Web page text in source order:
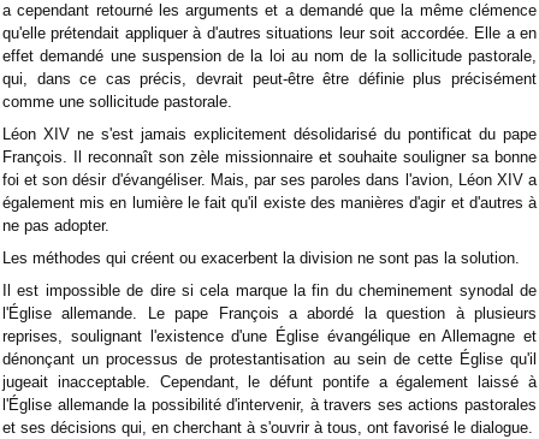
a cependant retourné les arguments et a demandé que la même clémence
qu'elle prétendait appliquer à d'autres situations leur soit accordée. Elle a en
effet demandé une suspension de la loi au nom de la sollicitude pastorale,
qui, dans ce cas précis, devrait peut-être être définie plus précisément
comme une sollicitude pastorale.
Léon XIV ne s'est jamais explicitement désolidarisé du pontificat du pape
François. Il reconnaît son zèle missionnaire et souhaite souligner sa bonne
foi et son désir d'évangéliser. Mais, par ses paroles dans l'avion, Léon XIV a
également mis en lumière le fait qu'il existe des manières d'agir et d'autres à
ne pas adopter.
Les méthodes qui créent ou exacerbent la division ne sont pas la solution.
Il est impossible de dire si cela marque la fin du cheminement synodal de
l'Église allemande. Le pape François a abordé la question à plusieurs
reprises, soulignant l'existence d'une Église évangélique en Allemagne et
dénonçant un processus de protestantisation au sein de cette Église qu'il
jugeait inacceptable. Cependant, le défunt pontife a également laissé à
l'Église allemande la possibilité d'intervenir, à travers ses actions pastorales
et ses décisions qui, en cherchant à s'ouvrir à tous, ont favorisé le dialogue.